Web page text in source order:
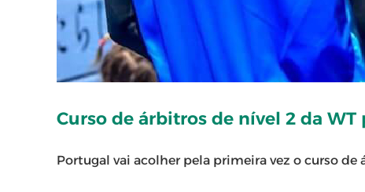
Curso de árbitros de nível 2 da
Portugal vai acolher pela primeira vez o curso de